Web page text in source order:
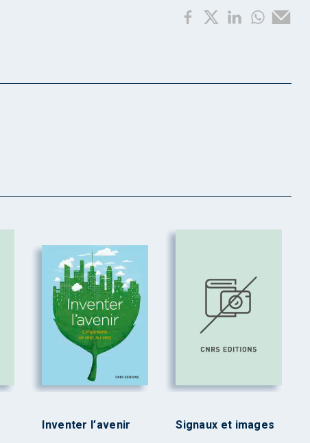
Inventer l’avenir Signaux et images